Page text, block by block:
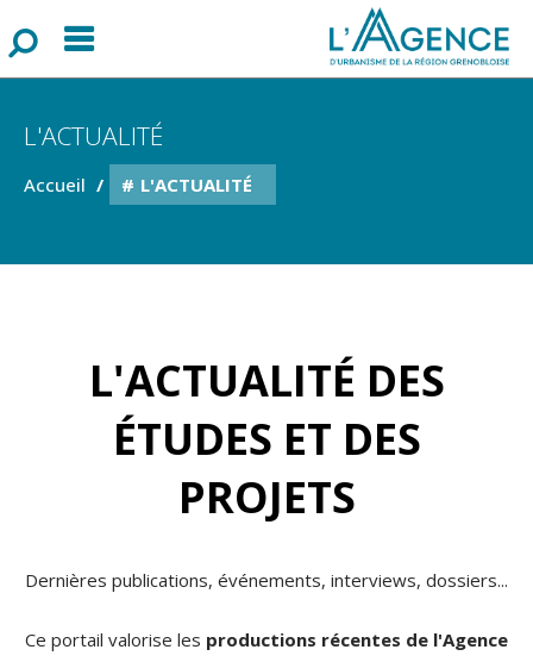
Menu
L'ACTUALITÉ
Accueil L'ACTUALITÉ
L'ACTUALITÉ DES
ÉTUDES ET DES
PROJETS
Dernières publications, événements, interviews, dossiers...
Ce portail valorise les productions récentes de l'Agence